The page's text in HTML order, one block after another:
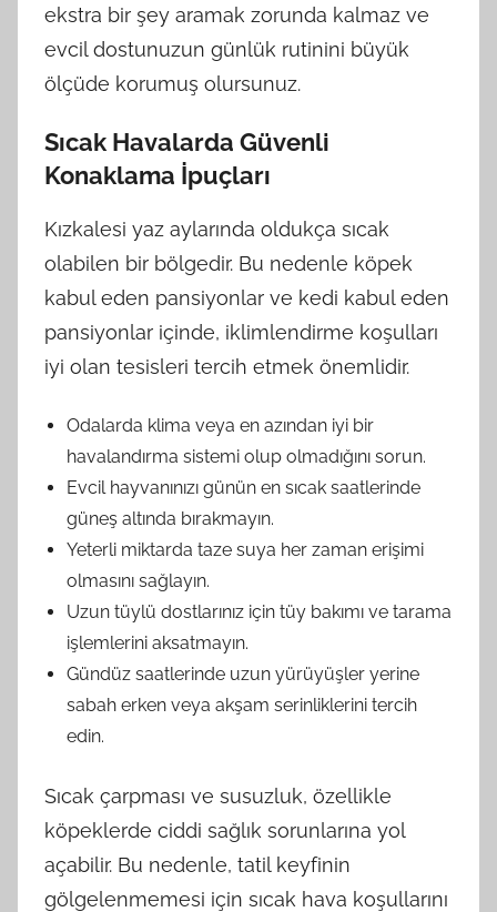
ekstra bir şey aramak zorunda kalmaz ve
evcil dostunuzun günlük rutinini büyük
ölçüde korumuş olursunuz.
Sıcak Havalarda Güvenli
Konaklama İpuçları
Kızkalesi yaz aylarında oldukça sıcak
olabilen bir bölgedir. Bu nedenle köpek
kabul eden pansiyonlar ve kedi kabul eden
pansiyonlar içinde, iklimlendirme koşulları
iyi olan tesisleri tercih etmek önemlidir.
Odalarda klima veya en azından iyi bir
havalandırma sistemi olup olmadığını sorun.
Evcil hayvanınızı günün en sıcak saatlerinde
güneş altında bırakmayın.
Yeterli miktarda taze suya her zaman erişimi
olmasını sağlayın.
Uzun tüylü dostlarınız için tüy bakımı ve tarama
işlemlerini aksatmayın.
Gündüz saatlerinde uzun yürüyüşler yerine
sabah erken veya akşam serinliklerini tercih
edin.
Sıcak çarpması ve susuzluk, özellikle
köpeklerde ciddi sağlık sorunlarına yol
açabilir. Bu nedenle, tatil keyfinin
gölgelenmemesi için sıcak hava koşullarını